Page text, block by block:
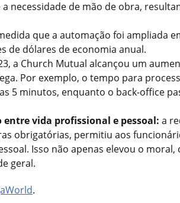
necessidade de mão de obra,
que a automação foi ampliada
de dólares de economia anual.
a Church Mutual alcançou um
Por exemplo, o tempo para
5 minutos, enquanto o back-office
vida profissional e pessoal: a
obrigatórias, permitiu aos
Isso não apenas elevou o moral,
geral.
.